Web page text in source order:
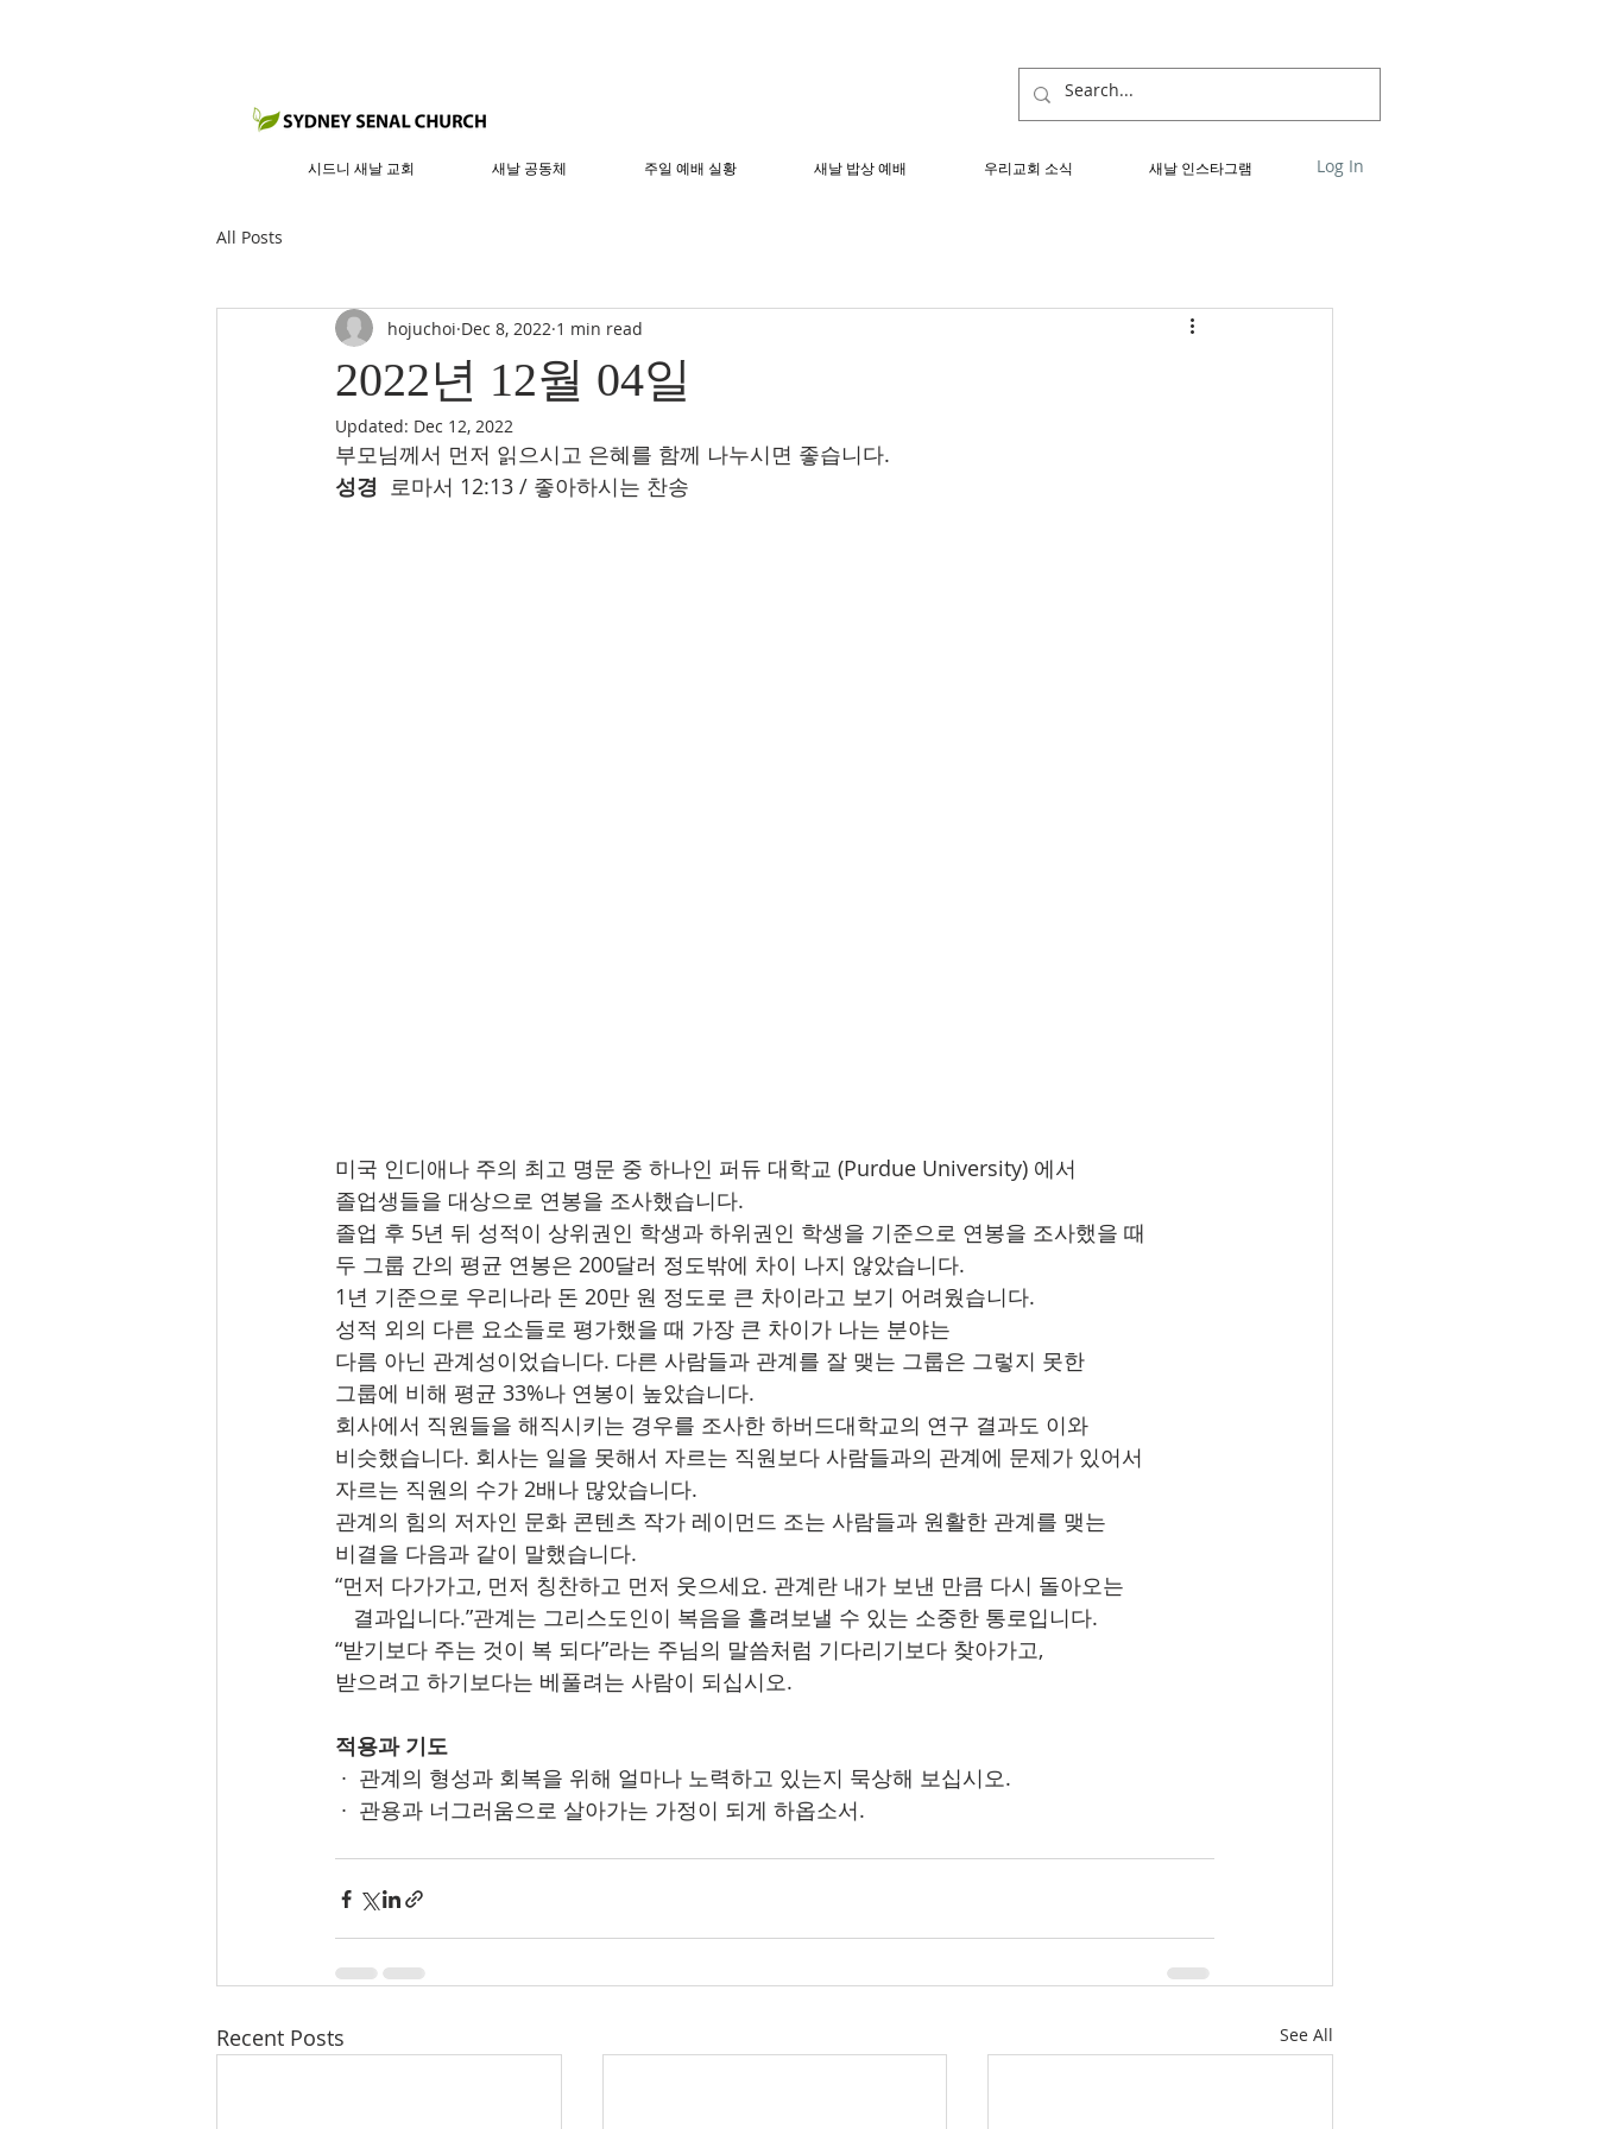
시드니 새날 교회 새날 공동체 주일 예배 실황 새날 밥상 예배 우리교회 소식 새날 인스타그램 Log In
All Posts
2022년 12월 04일
hojuchoi Dec 8, 2022 1 min read
Updated: Dec 12, 2022
부모님께서 먼저 읽으시고 은혜를 함께 나누시면 좋습니다.
성경
  로마서 12:13 / 좋아하시는 찬송
미국 인디애나 주의 최고 명문 중 하나인 퍼듀 대학교 (Purdue University) 에서
졸업생들을 대상으로 연봉을 조사했습니다.
졸업 후 5년 뒤 성적이 상위권인 학생과 하위권인 학생을 기준으로 연봉을 조사했을 때
두 그룹 간의 평균 연봉은 200달러 정도밖에 차이 나지 않았습니다.
1년 기준으로 우리나라 돈 20만 원 정도로 큰 차이라고 보기 어려웠습니다.
성적 외의 다른 요소들로 평가했을 때 가장 큰 차이가 나는 분야는
다름 아닌 관계성이었습니다. 다른 사람들과 관계를 잘 맺는 그룹은 그렇지 못한
그룹에 비해 평균 33%나 연봉이 높았습니다.
회사에서 직원들을 해직시키는 경우를 조사한 하버드대학교의 연구 결과도 이와
비슷했습니다. 회사는 일을 못해서 자르는 직원보다 사람들과의 관계에 문제가 있어서
자르는 직원의 수가 2배나 많았습니다.
관계의 힘의 저자인 문화 콘텐츠 작가 레이먼드 조는 사람들과 원활한 관계를 맺는
비결을 다음과 같이 말했습니다.
“먼저 다가가고, 먼저 칭찬하고 먼저 웃으세요. 관계란 내가 보낸 만큼 다시 돌아오는
   결과입니다.”관계는 그리스도인이 복음을 흘려보낼 수 있는 소중한 통로입니다.
“받기보다 주는 것이 복 되다”라는 주님의 말씀처럼 기다리기보다 찾아가고,
받으려고 하기보다는 베풀려는 사람이 되십시오.
적용과 기도
∙  관계의 형성과 회복을 위해 얼마나 노력하고 있는지 묵상해 보십시오.
∙  관용과 너그러움으로 살아가는 가정이 되게 하옵소서.
Recent Posts See All